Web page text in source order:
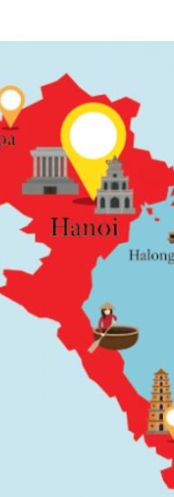
lượng cao với công
điện tử từ 5-20°C
động trơn tru trên bàn